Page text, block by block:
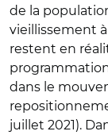
de la
vieillissement
restent en
dans le
juillet 2021).